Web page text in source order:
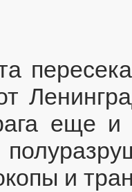
еще и
и